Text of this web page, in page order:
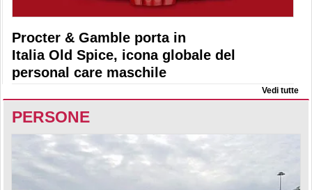
Procter & Gamble porta in
Italia Old Spice, icona globale del
personal care maschile
Vedi tutte
PERSONE